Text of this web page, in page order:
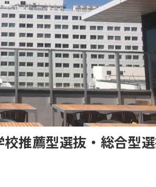
推薦型選抜・総合型